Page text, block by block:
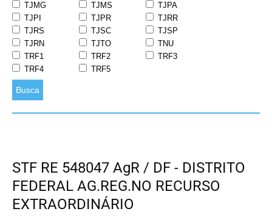
TJMG
TJMS
TJPA
TJPI
TJPR
TJRR
TJRS
TJSC
TJSP
TJRN
TJTO
TNU
TRF1
TRF2
TRF3
TRF4
TRF5
Busca
STF RE 548047 AgR / DF - DISTRITO
FEDERAL AG.REG.NO RECURSO
EXTRAORDINÁRIO